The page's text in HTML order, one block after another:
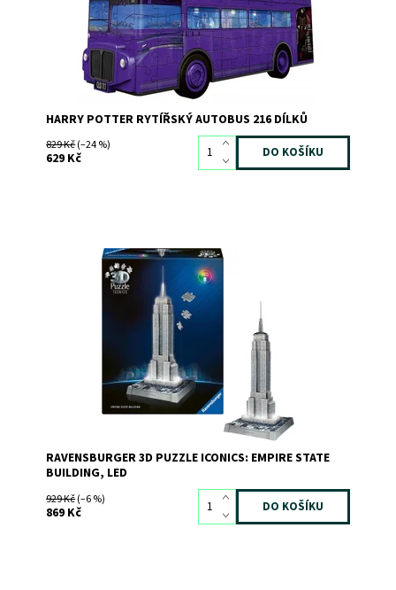
HARRY POTTER RYTÍŘSKÝ AUTOBUS 216 DÍLKŮ
829 Kč(–24 %)
629 Kč
Dostupnost: Skladem
12635
RAVENSBURGER
RAVENSBURGER 3D PUZZLE ICONICS: EMPIRE STATE
BUILDING, LED
929 Kč(–6 %)
869 Kč